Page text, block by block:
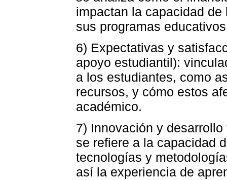
impactan la capacidad
sus programas
6) Expectativas y
apoyo estudiantil):
a los estudiantes, como
recursos, y cómo estos
académico.
7) Innovación y
se refiere a la capacidad
tecnologías y
así la experiencia de